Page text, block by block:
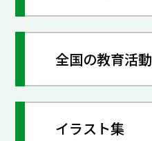
全国の教育活動
イラスト集